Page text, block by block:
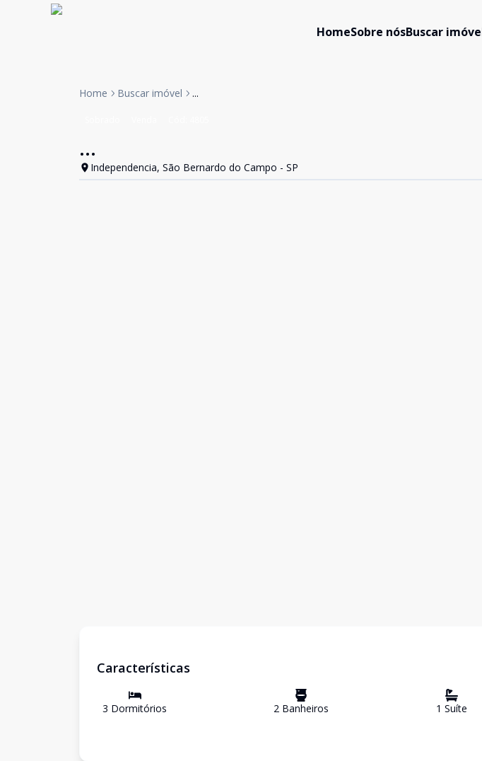
HomeSobre nósBuscar
Home Buscar imóvel ...
...
Independencia, São Bernardo do Campo - SP
Características
3 Dormitórios 2 Banheiros 1 Suíte